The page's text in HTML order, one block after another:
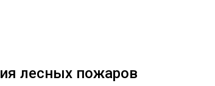
лесных пожаров